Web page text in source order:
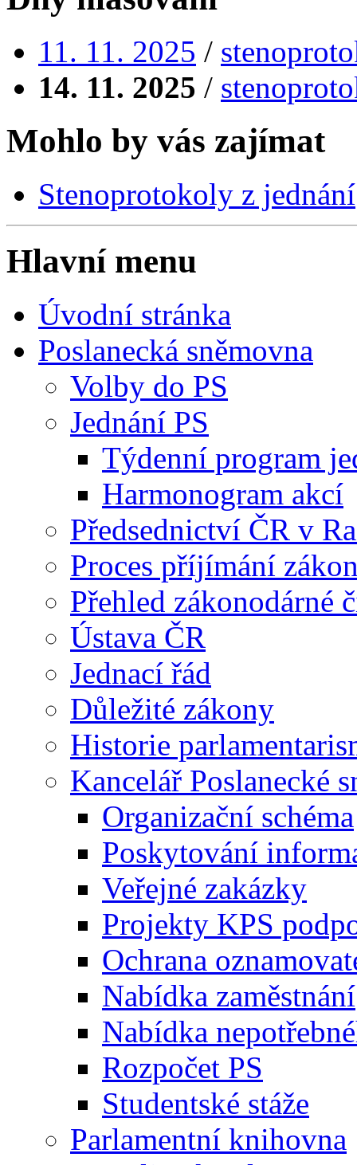
11. 11. 2025 /
14. 11. 2025 /
Mohlo by vás zajímat
Stenoprotokoly z jednání
Hlavní menu
Úvodní stránka
Poslanecká sněmovna
Volby do PS
Jednání PS
Týdenní program
Harmonogram akcí
Předsednictví ČR v
Proces příjímání
Přehled zákonodárné
Ústava ČR
Jednací řád
Důležité zákony
Historie
Kancelář Poslanecké
Organizační schéma
Poskytování
Veřejné zakázky
Projekty KPS
Ochrana
Nabídka zaměstnání
Nabídka
Rozpočet PS
Studentské stáže
Parlamentní knihovna